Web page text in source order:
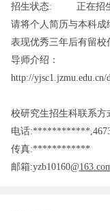
招生状态: 正在招
请将个人简历与本科成
表现优秀三年后有留校
导师介绍：
http://yjsc1.jzmu.edu.cn/
校研究生招生科联系方
电话
传真:************
邮箱:yzb10160@